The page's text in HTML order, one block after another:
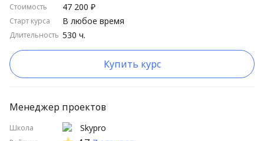
Стоимость
Старт курса
Длительность
47 200 ₽
530 ч.
В любое время
Купить курс
Менеджер проектов
Школа
Skypro